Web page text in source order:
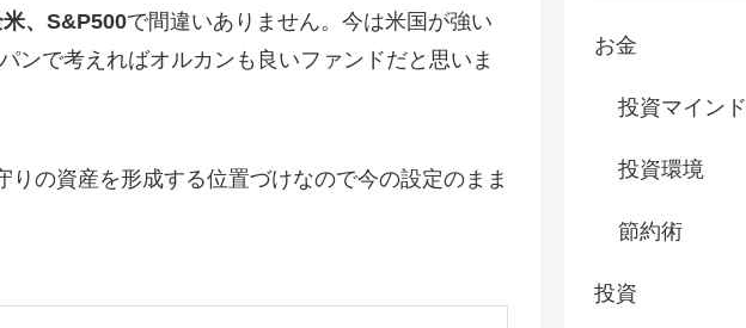
、S&P500で間違いありません。今は米国が強い
ンで考えればオルカンも良いファンドだと思いま
の資産を形成する位置づけなので今の設定のまま
お金
投資マインド
投資環境
節約術
投資